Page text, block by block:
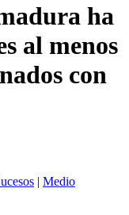
ha
al menos
con
| Medio